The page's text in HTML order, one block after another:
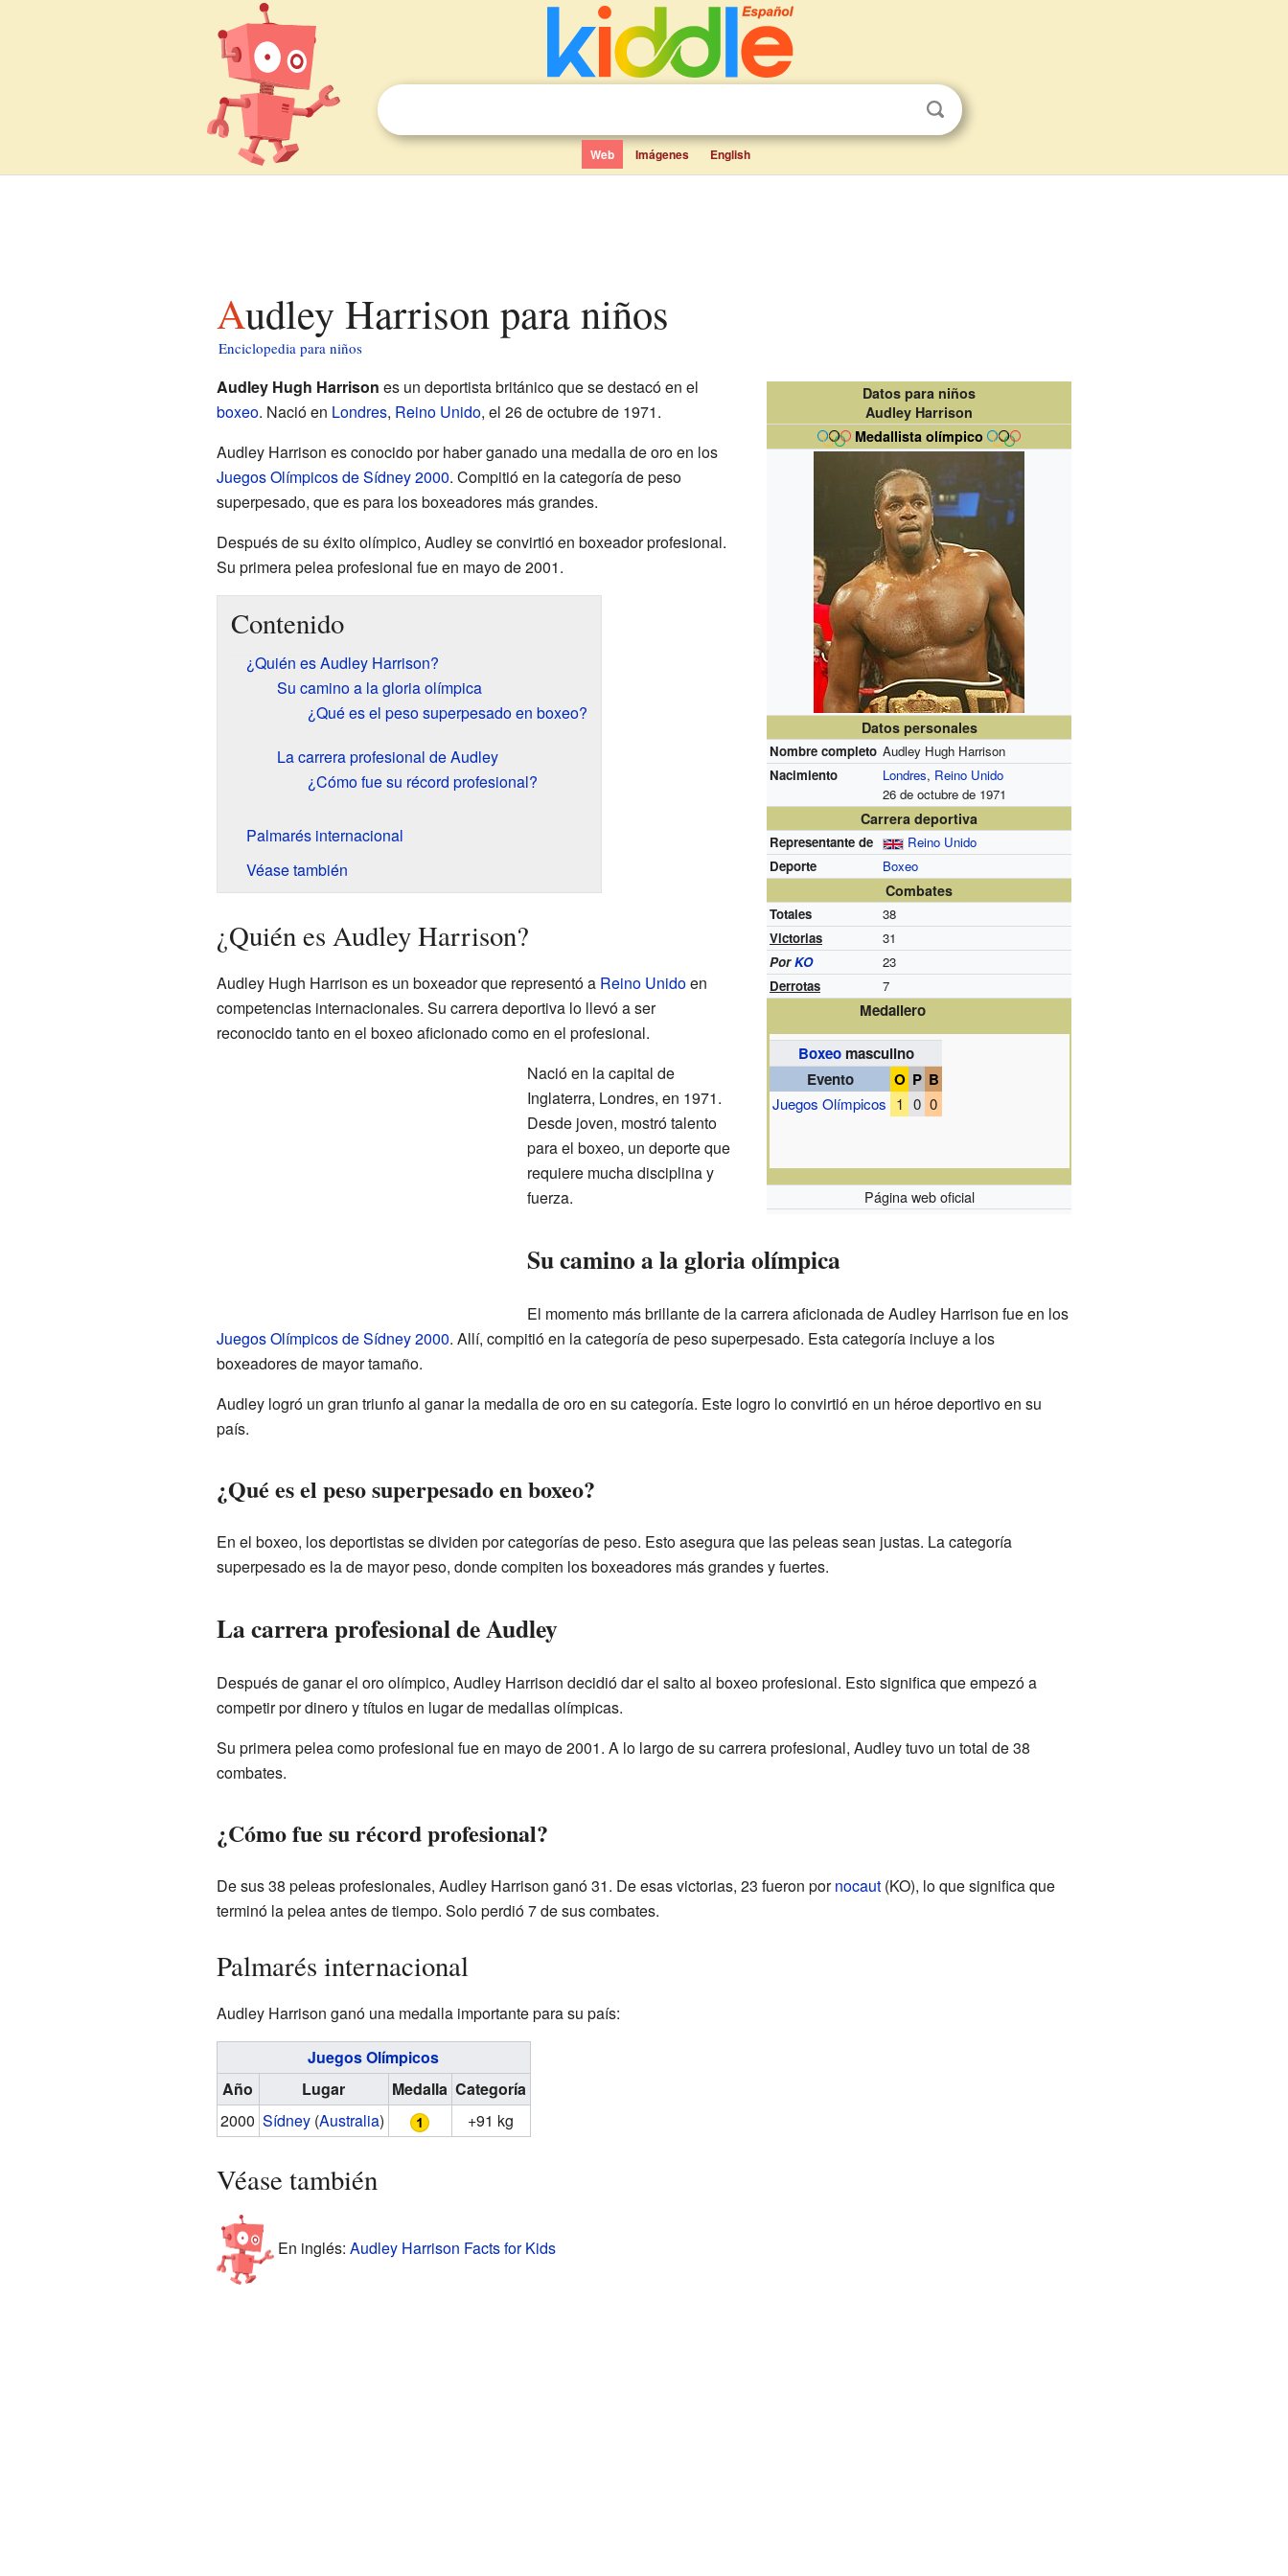
Web Imágenes English
Audley Harrison para niños
Enciclopedia para niños
Datos para niños
Audley Harrison
Medallista olímpico
Datos personales
Nombre completo Audley Hugh Harrison
Nacimiento
Londres, Reino Unido
26 de octubre de 1971
Carrera deportiva
Representante de
Reino Unido
Deporte
Boxeo
Combates
Totales
38
Victorias
31
PorKO
23
Derrotas
7
Medallero
Boxeomasculino
Evento
O P B
Juegos Olímpicos 1 0 0
Página web oficial
Audley Hugh Harrison es un deportista británico que se destacó en el
boxeo. Nació en Londres, Reino Unido, el 26 de octubre de 1971.
Audley Harrison es conocido por haber ganado una medalla de oro en los
Juegos Olímpicos de Sídney 2000. Compitió en la categoría de peso
superpesado, que es para los boxeadores más grandes.
Después de su éxito olímpico, Audley se convirtió en boxeador profesional.
Su primera pelea profesional fue en mayo de 2001.
Contenido
¿Quién es Audley Harrison?
Su camino a la gloria olímpica
¿Qué es el peso superpesado en boxeo?
La carrera profesional de Audley
¿Cómo fue su récord profesional?
Palmarés internacional
Véase también
¿Quién es Audley Harrison?
Audley Hugh Harrison es un boxeador que representó a Reino Unidoen
competencias internacionales. Su carrera deportiva lo llevó a ser
reconocido tanto en el boxeo aficionado como en el profesional.
Nació en la capital de
Inglaterra, Londres, en 1971.
Desde joven, mostró talento
para el boxeo, un deporte que
requiere mucha disciplina y
fuerza.
Su camino a la gloria olímpica
El momento más brillante de la carrera aficionada de Audley Harrison fue en los
Juegos Olímpicos de Sídney 2000. Allí, compitió en la categoría de peso superpesado. Esta categoría incluye a los
boxeadores de mayor tamaño.
Audley logró un gran triunfo al ganar la medalla de oro en su categoría. Este logro lo convirtió en un héroe deportivo en su
país.
¿Qué es el peso superpesado en boxeo?
En el boxeo, los deportistas se dividen por categorías de peso. Esto asegura que las peleas sean justas. La categoría
superpesado es la de mayor peso, donde compiten los boxeadores más grandes y fuertes.
La carrera profesional de Audley
Después de ganar el oro olímpico, Audley Harrison decidió dar el salto al boxeo profesional. Esto significa que empezó a
competir por dinero y títulos en lugar de medallas olímpicas.
Su primera pelea como profesional fue en mayo de 2001. A lo largo de su carrera profesional, Audley tuvo un total de 38
combates.
¿Cómo fue su récord profesional?
De sus 38 peleas profesionales, Audley Harrison ganó 31. De esas victorias, 23 fueron pornocaut(KO), lo que significa que
terminó la pelea antes de tiempo. Solo perdió 7 de sus combates.
Palmarés internacional
Audley Harrison ganó una medalla importante para su país:
Juegos Olímpicos
Año
Lugar Medalla Categoría
2000 Sídney (Australia) +91 kg
Véase también
En inglés: Audley Harrison Facts for Kids